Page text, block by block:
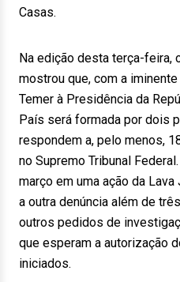
Casas.
Na edição desta terça-feira,
mostrou que, com a
Temer à Presidência da
País será formada por dois
respondem a, pelo menos,
no Supremo Tribunal
março em uma ação da
a outra denúncia além de
outros pedidos de
que esperam a autorização
iniciados.